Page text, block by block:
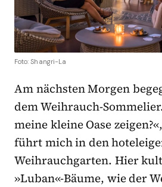
Foto: Shangri-La
Am nächsten Morgen
dem Weihrauch-
meine kleine Oase
führt mich in den
Weihrauchgarten. Hier
»Luban«-Bäume, wie der